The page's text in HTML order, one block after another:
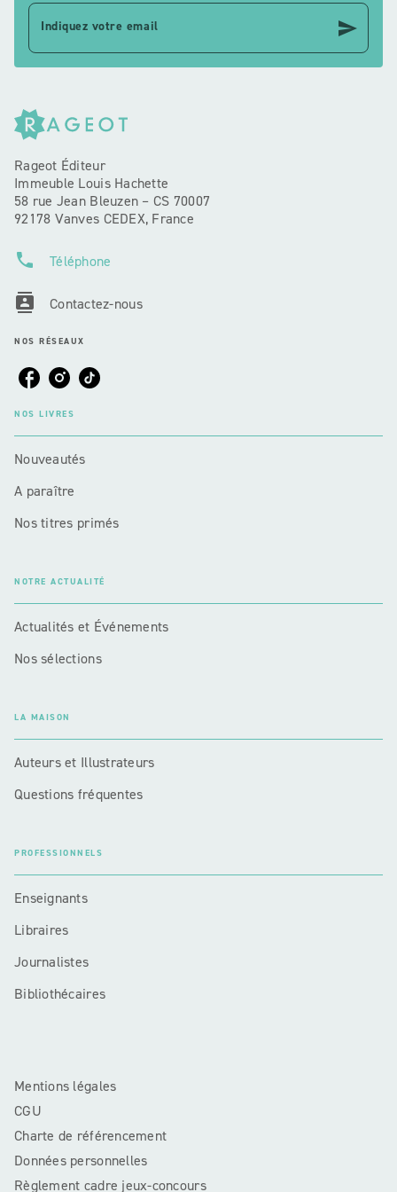
Indiquez votre email send
Rageot Éditeur
Immeuble Louis Hachette
58 rue Jean Bleuzen – CS 70007
92178 Vanves CEDEX, France
phone Téléphone
contacts Contactez-nous
NOS RÉSEAUX
NOS LIVRES
Nouveautés
A paraître
Nos titres primés
NOTRE ACTUALITÉ
Actualités et Événements
Nos sélections
LA MAISON
Auteurs et Illustrateurs
Questions fréquentes
PROFESSIONNELS
Enseignants
Libraires
Journalistes
Bibliothécaires
Mentions légales
CGU
Charte de référencement
Données personnelles
Règlement cadre jeux-concours